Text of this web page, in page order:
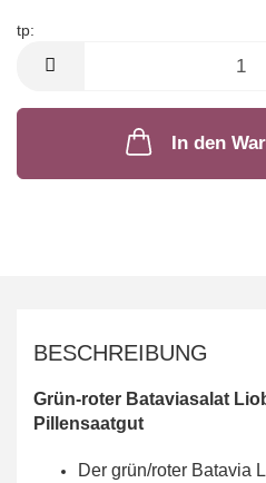
tp:
In den
BESCHREIBUNG
Grün-roter Bataviasalat
Pillensaatgut
Der grün/roter Batavia